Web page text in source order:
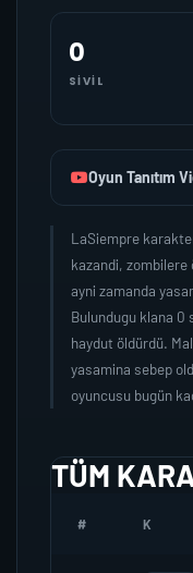
0
SIVIL
Oyun Tanıtım
LaSiempre
kazandi,
ayni zamanda
Bulundugu klana 0
haydut öldürdü.
yasamina sebep
oyuncusu bugün
TÜM
# K